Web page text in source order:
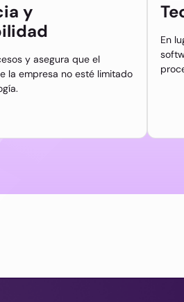
y
y asegura que el
la empresa no esté limitado
En